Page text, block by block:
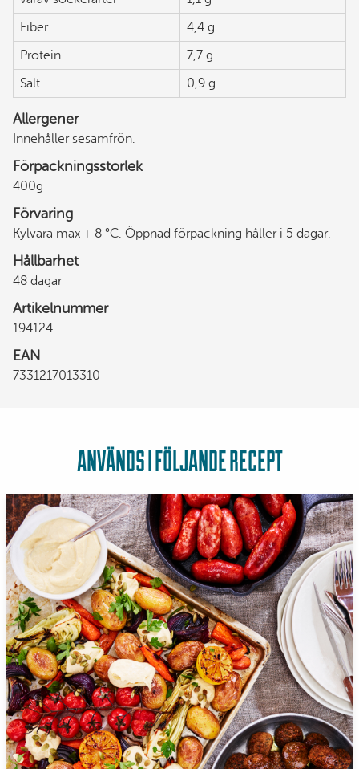
Fiber
4,4 g
Protein
7,7 g
Salt
0,9 g
Allergener
Innehåller sesamfrön.
Förpackningsstorlek
400g
Förvaring
Kylvara max + 8 °C. Öppnad förpackning håller i 5 dagar.
Hållbarhet
48 dagar
Artikelnummer
194124
EAN
7331217013310
ANVÄNDS I FÖLJANDE RECEPT